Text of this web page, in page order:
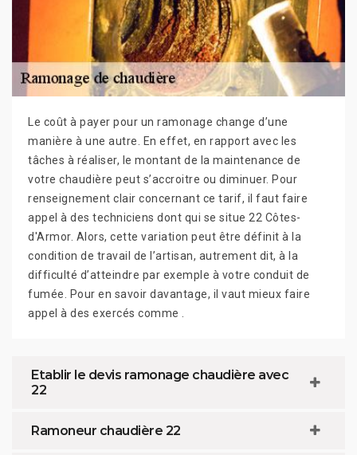
Le coût à payer pour un ramonage change d’une
manière à une autre. En effet, en rapport avec les
tâches à réaliser, le montant de la maintenance de
votre chaudière peut s’accroitre ou diminuer. Pour
renseignement clair concernant ce tarif, il faut faire
appel à des techniciens dont qui se situe 22 Côtes-
d'Armor. Alors, cette variation peut être définit à la
condition de travail de l’artisan, autrement dit, à la
difficulté d’atteindre par exemple à votre conduit de
fumée. Pour en savoir davantage, il vaut mieux faire
appel à des exercés comme .
Etablir le devis ramonage chaudière avec
22
Ramoneur chaudière 22